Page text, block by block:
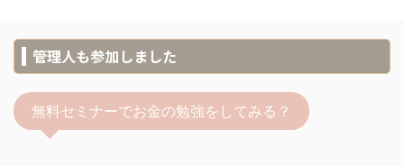
管理人も参加しました
無料セミナーでお金の勉強をしてみる？